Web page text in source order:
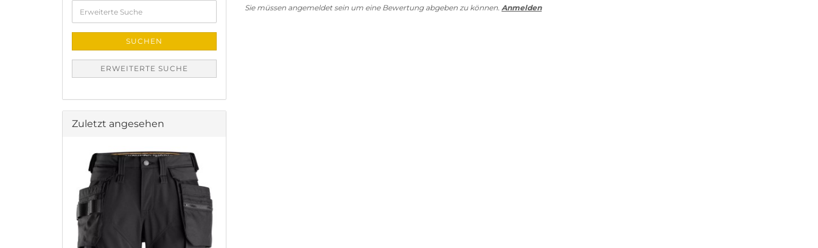
Sie müssen angemeldet sein um eine Bewertung abgeben zu können. Anmelden
Suche
SUCHEN
ERWEITERTE SUCHE
Zuletzt angesehen